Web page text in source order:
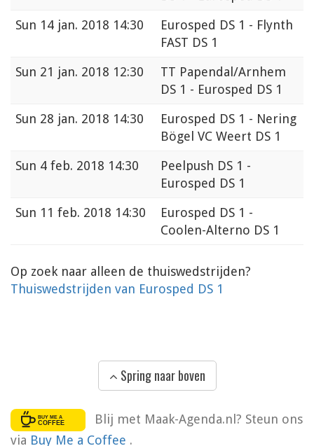
Sun 14 jan. 2018 14:30
Eurosped DS 1 - Flynth
FAST DS 1
Sun 21 jan. 2018 12:30
TT Papendal/Arnhem
DS 1 - Eurosped DS 1
Sun 28 jan. 2018 14:30
Eurosped DS 1 - Nering
Bögel VC Weert DS 1
Sun 4 feb. 2018 14:30
Peelpush DS 1 -
Eurosped DS 1
Sun 11 feb. 2018 14:30
Eurosped DS 1 -
Coolen-Alterno DS 1
Op zoek naar alleen de thuiswedstrijden?
Thuiswedstrijden van Eurosped DS 1
Spring naar boven
Blij met Maak-Agenda.nl? Steun ons
via Buy Me a Coffee .